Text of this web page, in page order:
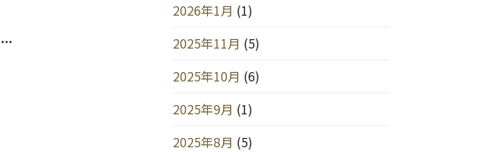
…
2026年1月 (1)
2025年11月 (5)
2025年10月 (6)
2025年9月 (1)
2025年8月 (5)